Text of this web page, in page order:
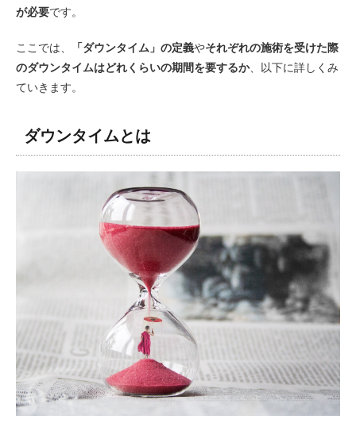
が必要です。
ここでは、 「ダウンタイム」の定義やそれぞれの施術を受けた際
のダウンタイムはどれくらいの期間を要するか、以下に詳しくみ
ていきます。
ダウンタイムとは